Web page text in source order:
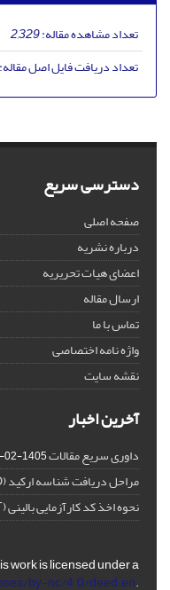
تعداد مشاهده مقاله:2,329
تعداد دریافت فایل اصل مقاله:
دسترسی سریع
صفحه اصلی
درباره نشریه
اعضای هیات تحریریه
ارسال مقاله
تماس با ما
واژه نامه اختصاصی
نقشه سایت
آخرین اخبار
داوری سریع مقالات1405-02-18
مراحل دریافت شناسه ارکید (ORCID)
نحوه اخذ کد کارآزمایی بالینی (IRCT)
work is licensed under a
by-nc/4.0/deed.en.